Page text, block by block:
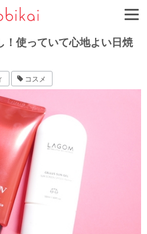
！使っていて心地よい日焼
コスメ